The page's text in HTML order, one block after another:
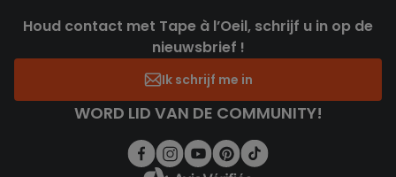
Houd contact met Tape à l’Oeil, schrijf u in op de
nieuwsbrief !
Ik schrijf me in
WORD LID VAN DE COMMUNITY!